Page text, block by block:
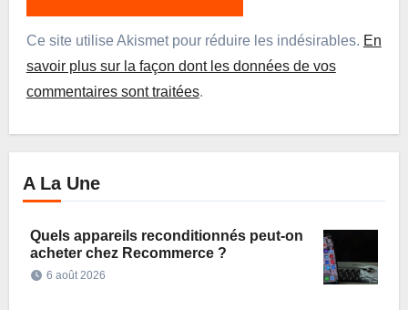
Ce site utilise Akismet pour réduire les indésirables. En
savoir plus sur la façon dont les données de vos
commentaires sont traitées.
A La Une
Quels appareils reconditionnés peut-on
acheter chez Recommerce ?
6 août 2026